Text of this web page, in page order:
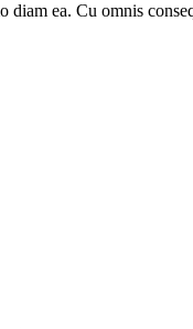
ea. Cu omnis